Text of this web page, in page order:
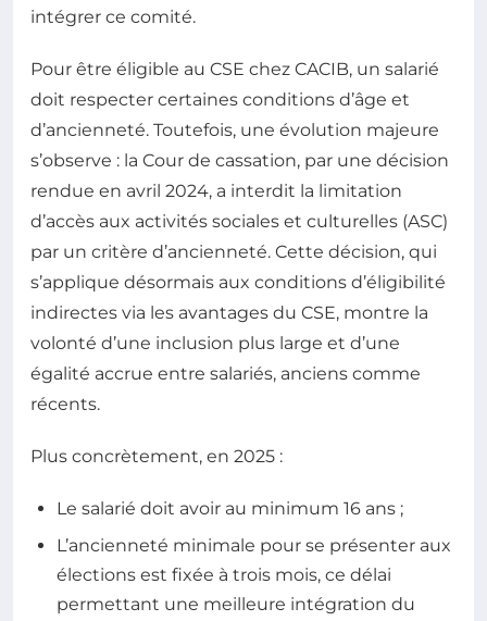
intégrer ce comité.
Pour être éligible au CSE chez CACIB, un salarié
doit respecter certaines conditions d’âge et
d’ancienneté. Toutefois, une évolution majeure
s’observe : la Cour de cassation, par une décision
rendue en avril 2024, a interdit la limitation
d’accès aux activités sociales et culturelles (ASC)
par un critère d’ancienneté. Cette décision, qui
s’applique désormais aux conditions d’éligibilité
indirectes via les avantages du CSE, montre la
volonté d’une inclusion plus large et d’une
égalité accrue entre salariés, anciens comme
récents.
Plus concrètement, en 2025 :
Le salarié doit avoir au minimum 16 ans ;
L’ancienneté minimale pour se présenter aux
élections est fixée à trois mois, ce délai
permettant une meilleure intégration du